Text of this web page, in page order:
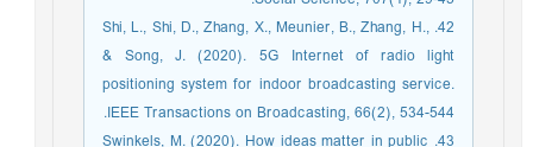
42. Shi, L., Shi, D., Zhang, X., Meunier, B., Zhang, H.,
& Song, J. (2020). 5G Internet of radio light
positioning system for indoor broadcasting service.
IEEE Transactions on Broadcasting, 66(2), 534-544.